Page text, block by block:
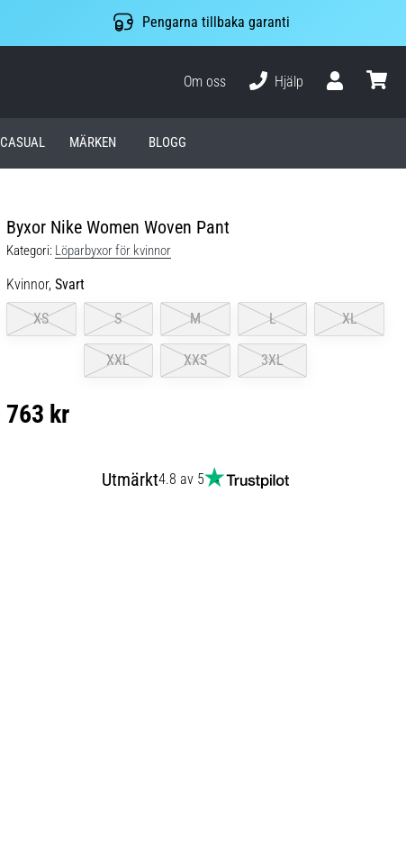
Pengarna tillbaka garanti
Om oss
Hjälp
CASUAL MÄRKEN BLOGG
Byxor Nike Women Woven Pant
Kategori: Löparbyxor för kvinnor
Kvinnor, Svart
XS
S M L XL
XXL XXS 3XL
763 kr
Utmärkt4.8 av 5